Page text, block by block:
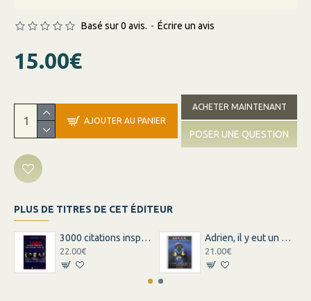
Basé sur 0 avis. - Écrire un avis
15.00€
AJOUTER AU PANIER
ACHETER MAINTENANT
POSER UNE QUESTION
PLUS DE TITRES DE CET ÉDITEUR
3000 citations inspirations inspirantes pour changer votre vie
22.00€
Adrien, il y eut un matin
21.00€